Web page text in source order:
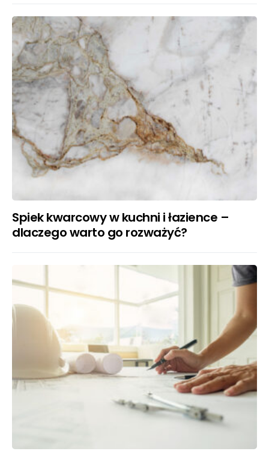
Spiek kwarcowy w kuchni i łazience –
dlaczego warto go rozważyć?